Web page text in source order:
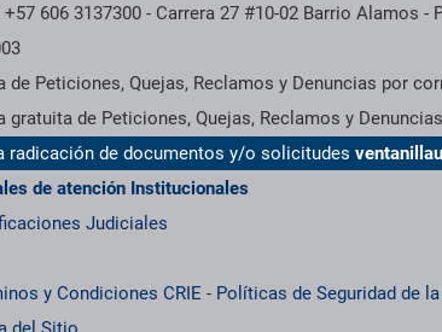
+57 606 3137300 - Carrera 27 #10-02 Barrio Alamos
de Peticiones, Quejas, Reclamos y Denuncias por
gratuita de Peticiones, Quejas, Reclamos y
radicación de documentos y/o solicitudes
de atención Institucionales
Judiciales
y Condiciones CRIE - Políticas de Seguridad de